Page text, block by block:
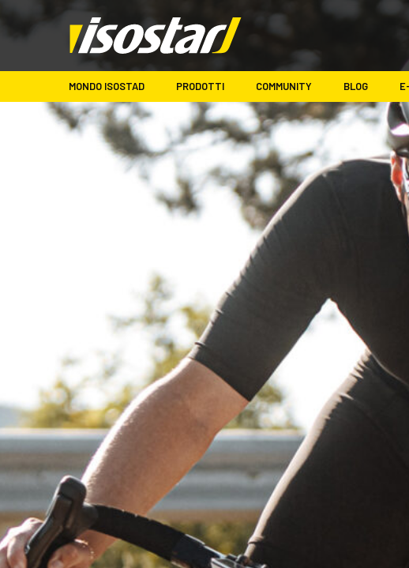
MONDO ISOSTAD PRODOTTI COMMUNITY BLOG